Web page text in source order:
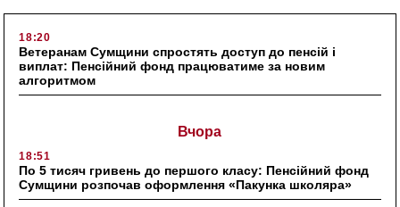
18:20
Ветеранам Сумщини спростять доступ до пенсій і
виплат: Пенсійний фонд працюватиме за новим
алгоритмом
Вчора
18:51
По 5 тисяч гривень до першого класу: Пенсійний фонд
Сумщини розпочав оформлення «Пакунка школяра»